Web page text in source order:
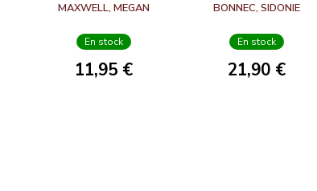
MAXWELL, MEGAN
En stock
11,95 €
BONNEC, SIDONIE
En stock
21,90 €